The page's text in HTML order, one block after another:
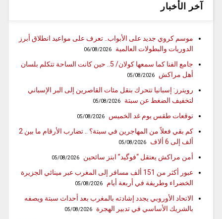
آخر الأخبار
موسم كروي جديد على الأبواب.. تعرف على مواعيد انطلاق أبرز
الدوريات والبطولات العالمية
06/08/2026
جامع الفنا كما سمعها كولان/ 5.. حين كانت الساحة تتكلم بلسان
أهل مراكش
05/08/2026
رويترز: إسبانيا تتحرك بنقل مئات القاصرين إلى البر الإسباني
لتخفيف الضغط عن سبتة
05/08/2026
توقعات طقس يوم غد الخميس 05/08/2026
كم بقي فعلاً من المهاجرين في سبتة؟ .. تضارب الأرقام ما بين 2
ألف إلى 6 ألاف
05/08/2026
أمن مراكش يعتقل “فوگيد” ابتز سائحين 05/08/2026
عبور أكثر من 151 ألف مسافر إلى المغرب عبر مينائي الجزيرة
الخضراء وطريفة في أربعة أيام
05/08/2026
الاتحاد الأوروبي يجدد إشادته بالمغرب بعد أحداث سبتة ويصفه
بالشريك الأساسي في تدبير الهجرة
05/08/2026